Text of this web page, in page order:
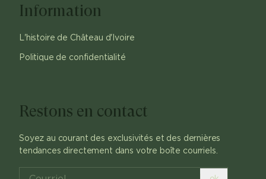
Information
L'histoire de Château d'Ivoire
Politique de confidentialité
Restons en contact
Soyez au courant des exclusivités et des dernières
tendances directement dans votre boîte courriels.